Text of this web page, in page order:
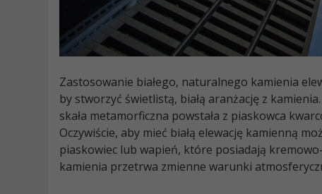
Zastosowanie białego, naturalnego kamienia
by stworzyć świetlistą, białą aranżację z
skała metamorficzna powstała z piaskowca
Oczywiście, aby mieć białą elewację kamienną
piaskowiec lub wapień, które posiadają
kamienia przetrwa zmienne warunki